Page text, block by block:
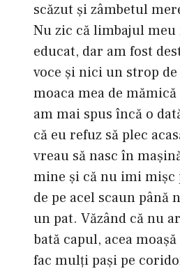
scăzut şi zâmbetul
Nu zic că limbajul meu
educat, dar am fost
voce şi nici un strop de
moaca mea de
am mai spus încă o
că eu refuz să plec
vreau să nasc în
mine şi că nu imi mişc
de pe acel scaun până
un pat. Văzând că nu
bată capul, acea
fac mulţi paşi pe